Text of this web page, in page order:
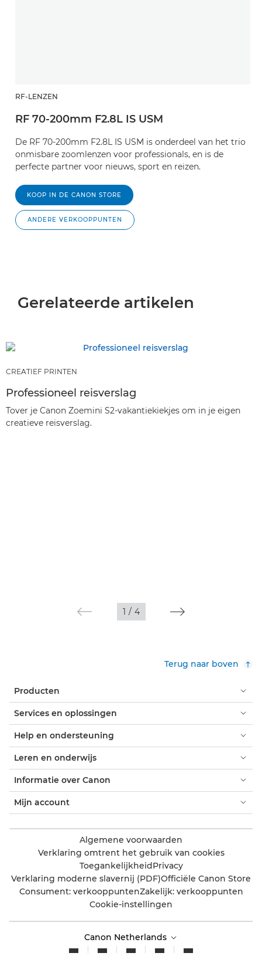
RF-LENZEN
RF 70-200mm F2.8L IS USM
De RF 70-200mm F2.8L IS USM is onderdeel van het trio
onmisbare zoomlenzen voor professionals, en is de
perfecte partner voor nieuws, sport en reizen.
KOOP IN DE CANON STORE
ANDERE VERKOOPPUNTEN
Gerelateerde artikelen
CREATIEF PRINTEN
Professioneel reisverslag
Tover je Canon Zoemini S2-vakantiekiekjes om in je eigen
creatieve reisverslag.
1 / 4
Terug naar boven
Producten
Services en oplossingen
Help en ondersteuning
Leren en onderwijs
Informatie over Canon
Mijn account
Algemene voorwaarden
Verklaring omtrent het gebruik van cookies
ToegankelijkheidPrivacy
Verklaring moderne slavernij (PDF)Officiële Canon Store
Consument: verkooppuntenZakelijk: verkooppunten
Cookie-instellingen
Canon Netherlands